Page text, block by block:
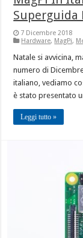
Superguida
7 Dicembre 2018
Hardware, MagPi,
Natale si avvicina,
numero di
italiano, vediamo
è stato presentato
Leggi tutto »